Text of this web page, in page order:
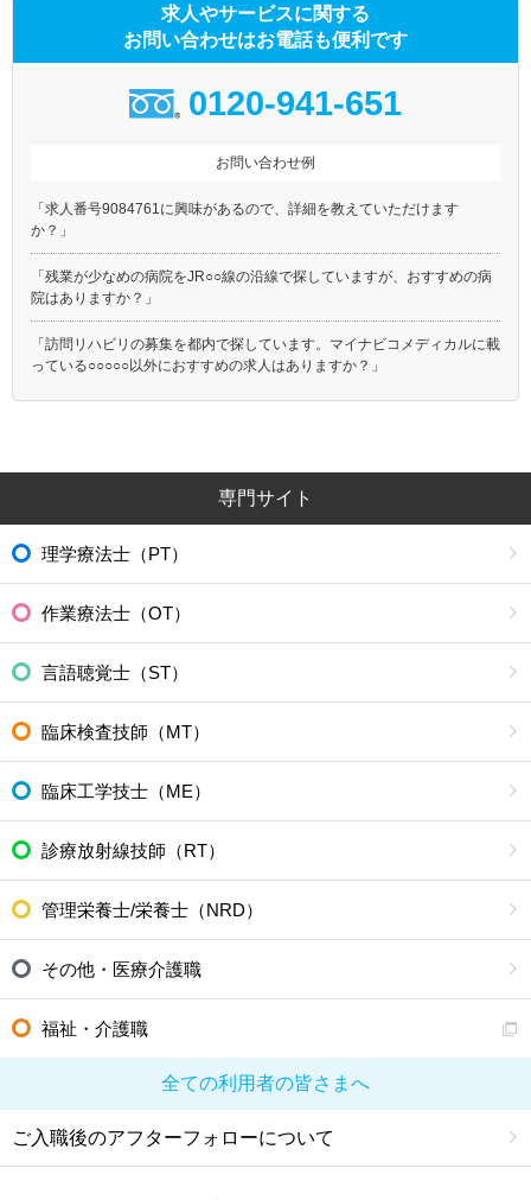
求人やサービスに関する
お問い合わせはお電話も便利です
0120-941-651
お問い合わせ例
「求人番号9084761に興味があるので、詳細を教えていただけます
か？」
「残業が少なめの病院をJR○○線の沿線で探していますが、おすすめの病
院はありますか？」
「訪問リハビリの募集を都内で探しています。マイナビコメディカルに載
っている○○○○○以外におすすめの求人はありますか？」
専門サイト
理学療法士（PT）
作業療法士（OT）
言語聴覚士（ST）
臨床検査技師（MT）
臨床工学技士（ME）
診療放射線技師（RT）
管理栄養士/栄養士（NRD）
その他・医療介護職
福祉・介護職
全ての利用者の皆さまへ
ご入職後のアフターフォローについて